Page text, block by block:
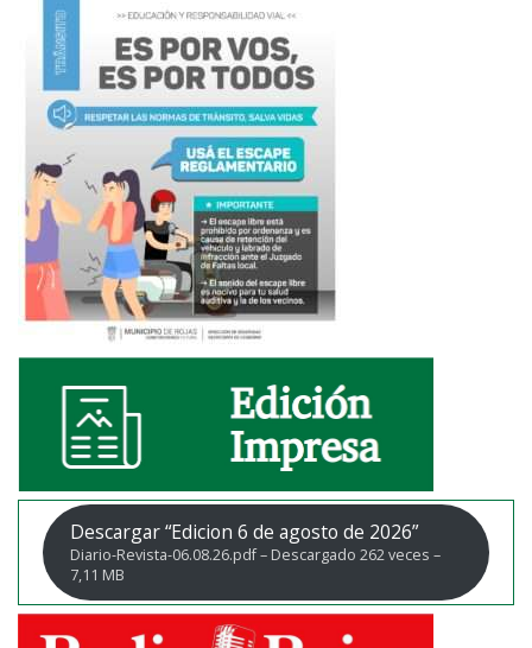
Descargar “Edicion 6 de agosto de 2026”
Diario-Revista-06.08.26.pdf – Descargado 262 veces –
7,11 MB